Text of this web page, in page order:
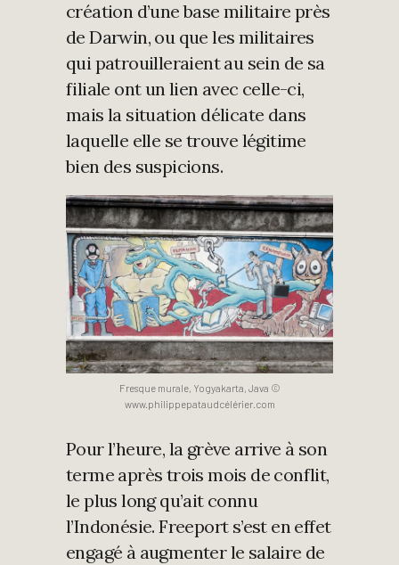
création d’une base militaire près
de Darwin, ou que les militaires
qui patrouilleraient au sein de sa
filiale ont un lien avec celle-ci,
mais la situation délicate dans
laquelle elle se trouve légitime
bien des suspicions.
Fresque murale, Yogyakarta, Java ©
www.philippepataudcélérier.com
Pour l’heure, la grève arrive à son
terme après trois mois de conflit,
le plus long qu’ait connu
l’Indonésie. Freeport s’est en effet
engagé à augmenter le salaire de